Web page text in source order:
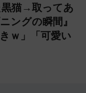
猫→取ってあ
ングの瞬間』
ｗ」「可愛い